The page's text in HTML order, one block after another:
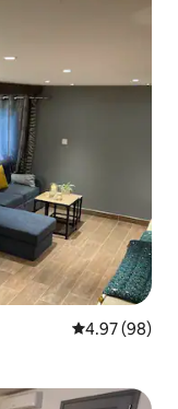
평점 4.97점(5
4.97 (98)